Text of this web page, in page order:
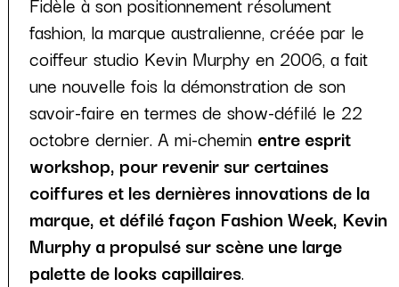
fashion, la marque australienne, créée par le
coiffeur studio Kevin Murphy en 2006, a fait
une nouvelle fois la démonstration de son
savoir-faire en termes de show-défilé le 22
octobre dernier. A mi-chemin entre esprit
workshop, pour revenir sur certaines
coiffures et les dernières innovations de la
marque, et défilé façon Fashion Week, Kevin
Murphy a propulsé sur scène une large
palette de looks capillaires.